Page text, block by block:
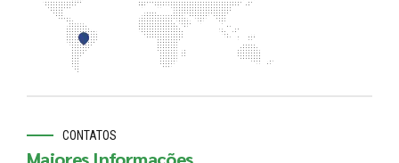
CONTATOS
Maiores Informações